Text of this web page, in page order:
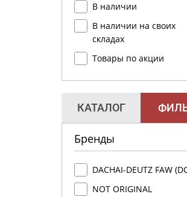
В наличии
В наличии на своих
складах
Товары по акции
КАТАЛОГ
Бренды
DACHAI-DEUTZ FAW
NOT ORIGINAL